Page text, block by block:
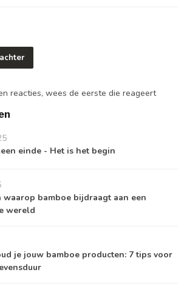
reacties, wees de eerste die reageert
einde - Het is het begin
waarop bamboe bijdraagt aan een
wereld
je jouw bamboe producten: 7 tips voor